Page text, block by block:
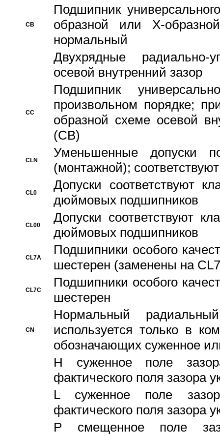
CB
Подшипник
образной или Х-
нормальный
Двухрядные радиально-
осевой внутренний зазор
CC
Подшипник
произвольном порядке;
образной схеме осевой
(CB)
CLN
Уменьшенные
(монтажной);
CL0
Допуски соответствуют
дюймовых подшипников
CL00
Допуски соответствуют
дюймовых подшипников
CL7A
Подшипники особого
шестерен (заменены на
CL7C
Подшипники особого
шестерен
CN
Hормальный
используется только в
обозначающих суженное
H суженное поле
фактического поля зазора
L суженное поле
фактического поля зазора
P смещенное поле